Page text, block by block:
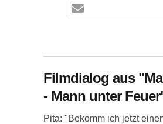
Filmdialog aus
- Mann unter
Pita: "Bekomm ich jetzt